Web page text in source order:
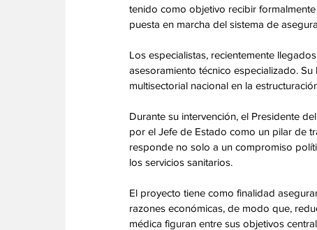
tenido como objetivo recibir
puesta en marcha del sistema de
Los especialistas, recientemente
asesoramiento técnico especializado.
multisectorial nacional en la
Durante su intervención, el Presidente
por el Jefe de Estado como un pilar de
responde no solo a un compromiso
los servicios sanitarios.
El proyecto tiene como finalidad
razones económicas, de modo que,
médica figuran entre sus objetivos